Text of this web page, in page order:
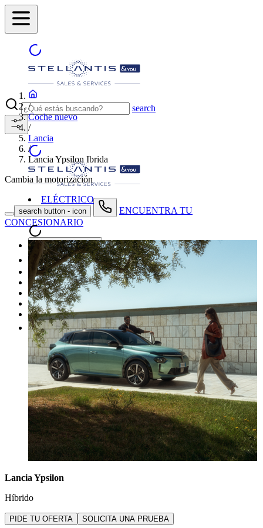
search
search button - icon
ENCUENTRA TU
CONCESIONARIO
Coches nuevos
Coches de segunda mano
Nuestras promociones
Nuestras marcas
Cita Taller
Tasar coche gratis
Otros
/
Coche nuevo
/
Lancia
/
Lancia Ypsilon Ibrida
Cambia la motorización
ELÉCTRICO
Lancia Ypsilon
Híbrido
PIDE TU OFERTA SOLICITA UNA PRUEBA